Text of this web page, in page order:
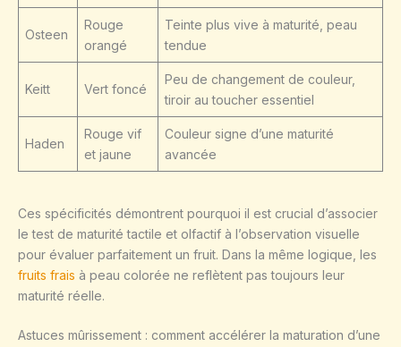
Osteen
Rouge
orangé
Teinte plus vive à maturité, peau
tendue
Keitt Vert foncé
Peu de changement de couleur,
tiroir au toucher essentiel
Haden
Rouge vif
et jaune
Couleur signe d’une maturité
avancée
Ces spécificités démontrent pourquoi il est crucial d’associer
le test de maturité tactile et olfactif à l’observation visuelle
pour évaluer parfaitement un fruit. Dans la même logique, les
fruits frais à peau colorée ne reflètent pas toujours leur
maturité réelle.
Astuces mûrissement : comment accélérer la maturation d’une